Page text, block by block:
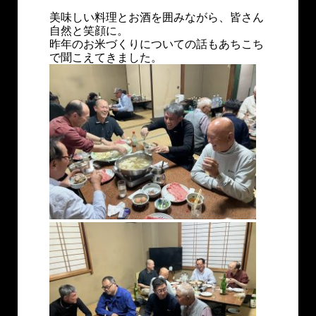
美味しい料理とお酒を囲みながら、皆さん
自然と笑顔に。
昨年のお米づくりについての話もあちこち
で聞こえてきました。